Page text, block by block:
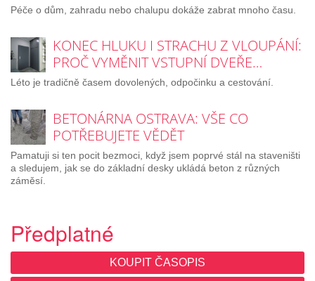
Péče o dům, zahradu nebo chalupu dokáže zabrat mnoho času.
KONEC HLUKU I STRACHU Z VLOUPÁNÍ:
PROČ VYMĚNIT VSTUPNÍ DVEŘE…
Léto je tradičně časem dovolených, odpočinku a cestování.
BETONÁRNA OSTRAVA: VŠE CO
POTŘEBUJETE VĚDĚT
Pamatuji si ten pocit bezmoci, když jsem poprvé stál na staveništi
a sledujem, jak se do základní desky ukládá beton z různých
záměsí.
Předplatné
KOUPIT ČASOPIS